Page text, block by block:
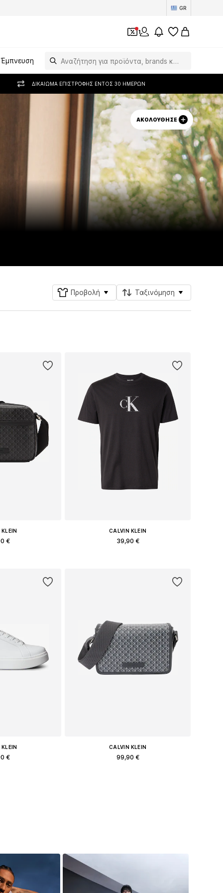
GR
1
Έμπνευση
ΔΙΚΑΊΩΜΑ ΕΠΙΣΤΡΟΦΉΣ ΕΝΤΌΣ 30 ΗΜΕΡΏΝ
ΑΚΟΛΟΎΘΗΣΕ
Προβολή Ταξινόμηση
€
CALVIN KLEIN
39,90 €
€
CALVIN KLEIN
99,90 €